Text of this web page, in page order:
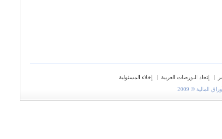
| إتحاد البورصات العربية |
إخلاء المسئولية
© 2009